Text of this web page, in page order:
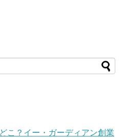
こ？イー・ガーディアン創業